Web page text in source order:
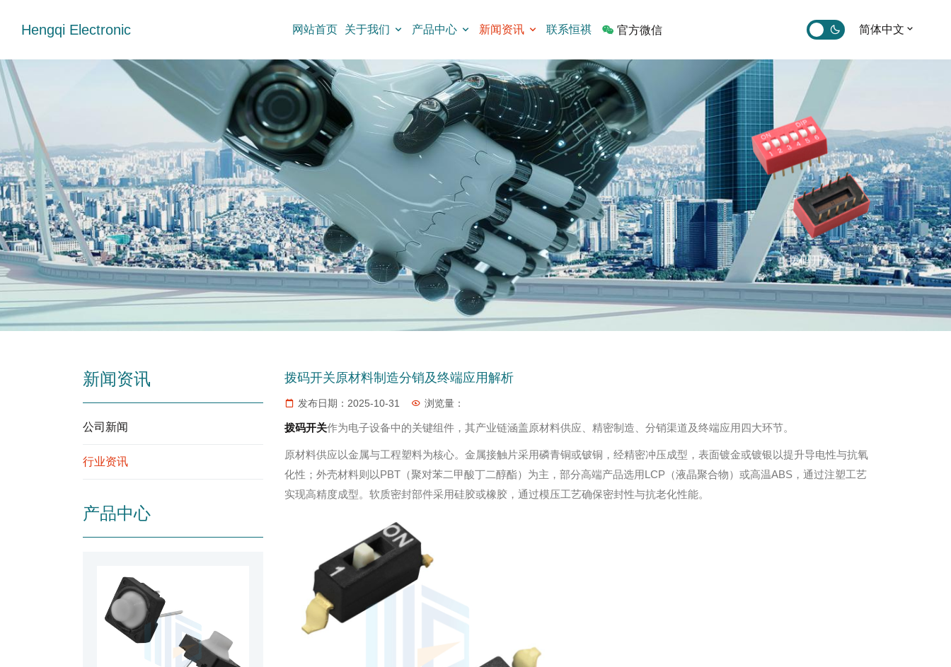
Hengqi Electronic 网站首页 关于我们 产品中心 新闻资讯 联系恒祺 官方微信 简体中文
大电流拨动开关 HDMI母座 mini拨动开关 按键开关 限位开关 拨码开关 轻
拨码开关原材料制造分销及终端应用解析
发布日期：2025-10-31 浏览量：
拨码开关作为电子设备中的关键组件，其产业链涵盖原材料供应、精密制造、分销渠道及终端应用四大环节。
原材料供应以金属与工程塑料为核心。金属接触片采用磷青铜或铍铜，经精密冲压成型，表面镀金或镀银以提升导电性与抗氧
化性；外壳材料则以PBT（聚对苯二甲酸丁二醇酯）为主，部分高端产品选用LCP（液晶聚合物）或高温ABS，通过注塑工艺
实现高精度成型。软质密封部件采用硅胶或橡胶，通过模压工艺确保密封性与抗老化性能。
新闻资讯
公司新闻
行业资讯
产品中心